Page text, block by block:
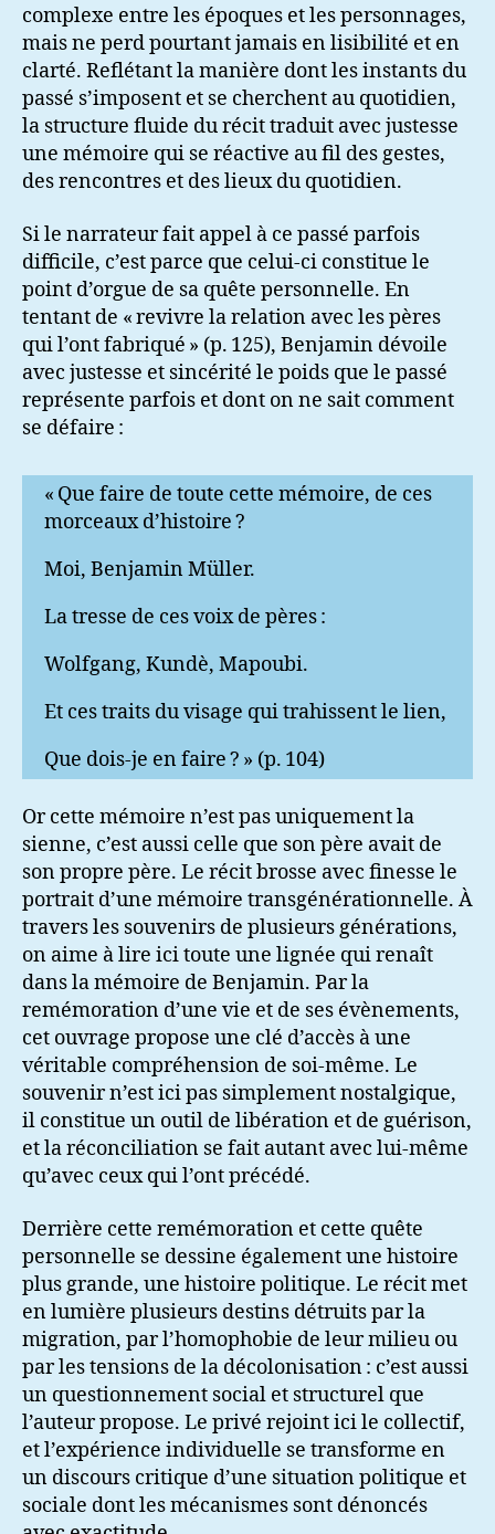
complexe entre les époques et les personnages,
mais ne perd pourtant jamais en lisibilité et en
clarté. Reflétant la manière dont les instants du
passé s’imposent et se cherchent au quotidien,
la structure fluide du récit traduit avec justesse
une mémoire qui se réactive au fil des gestes,
des rencontres et des lieux du quotidien.
Si le narrateur fait appel à ce passé parfois
difficile, c’est parce que celui-ci constitue le
point d’orgue de sa quête personnelle. En
tentant de « revivre la relation avec les pères
qui l’ont fabriqué » (p. 125), Benjamin dévoile
avec justesse et sincérité le poids que le passé
représente parfois et dont on ne sait comment
se défaire :
« Que faire de toute cette mémoire, de ces
morceaux d’histoire ?
Moi, Benjamin Müller.
La tresse de ces voix de pères :
Wolfgang, Kundè, Mapoubi.
Et ces traits du visage qui trahissent le lien,
Que dois-je en faire ? » (p. 104)
Or cette mémoire n’est pas uniquement la
sienne, c’est aussi celle que son père avait de
son propre père. Le récit brosse avec finesse le
portrait d’une mémoire transgénérationnelle. À
travers les souvenirs de plusieurs générations,
on aime à lire ici toute une lignée qui renaît
dans la mémoire de Benjamin. Par la
remémoration d’une vie et de ses évènements,
cet ouvrage propose une clé d’accès à une
véritable compréhension de soi-même. Le
souvenir n’est ici pas simplement nostalgique,
il constitue un outil de libération et de guérison,
et la réconciliation se fait autant avec lui-même
qu’avec ceux qui l’ont précédé.
Derrière cette remémoration et cette quête
personnelle se dessine également une histoire
plus grande, une histoire politique. Le récit met
en lumière plusieurs destins détruits par la
migration, par l’homophobie de leur milieu ou
par les tensions de la décolonisation : c’est aussi
un questionnement social et structurel que
l’auteur propose. Le privé rejoint ici le collectif,
et l’expérience individuelle se transforme en
un discours critique d’une situation politique et
sociale dont les mécanismes sont dénoncés